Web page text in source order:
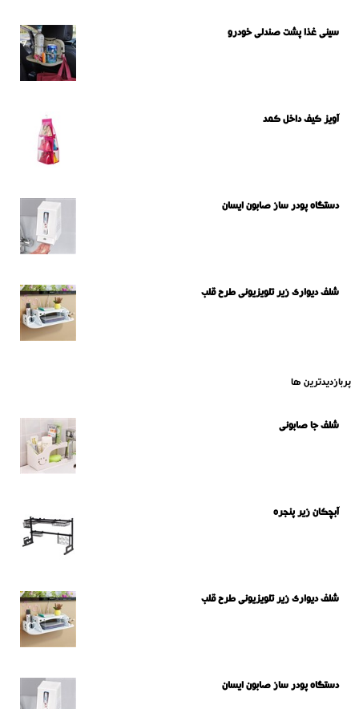
سینی غذا پشت صندلی خودرو
آویز کیف داخل کمد
دستگاه پودر ساز صابون ایسان
شلف دیواری زیر تلویزیونی طرح قلب
پربازدیدترین ها
شلف جا صابونی
آبچکان زیر پنجره
شلف دیواری زیر تلویزیونی طرح قلب
دستگاه پودر ساز صابون ایسان